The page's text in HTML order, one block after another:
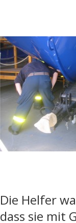
Die Helfer
dass sie mit